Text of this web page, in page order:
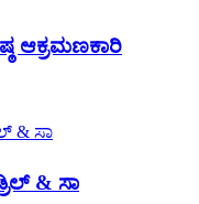
ಆಕ್ರಮಣಕಾರಿ
& ಸಾ